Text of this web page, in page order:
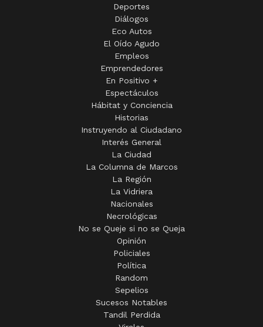
Deportes
Diálogos
Eco Autos
El Oído Agudo
Empleos
Emprendedores
En Positivo +
Espectáculos
Hábitat y Conciencia
Historias
Instruyendo al Ciudadano
Interés General
La Ciudad
La Columna de Marcos
La Región
La Vidriera
Nacionales
Necrológicas
No se Queje si no se Queja
Opinión
Policiales
Política
Random
Sepelios
Sucesos Notables
Tandil Perdida